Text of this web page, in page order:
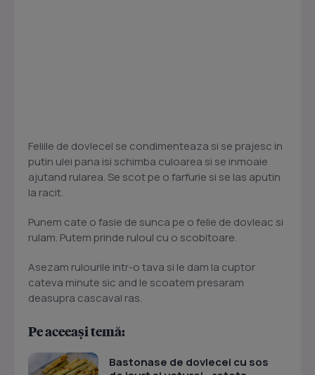
Feliile de dovlecel se condimenteaza si se prajesc in
putin ulei pana isi schimba culoarea si se inmoaie
ajutand rularea. Se scot pe o farfurie si se las aputin
la racit.
Punem cate o fasie de sunca pe o felie de dovleac si
rulam. Putem prinde ruloul cu o scobitoare.
Asezam rulourile intr-o tava si le dam la cuptor
cateva minute sic and le scoatem presaram
deasupra cascaval ras.
Pe aceeași temă:
Bastonase de dovlecei cu sos